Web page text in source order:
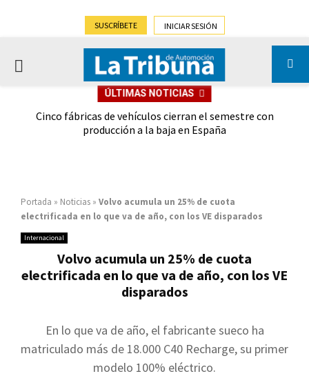
SUSCRÍBETE INICIAR SESIÓN
PRIMARY
ÚLTIMAS NOTICIAS
Cinco fábricas de vehículos cierran el semestre con
producción a la baja en España
Portada » Noticias » Volvo acumula un 25% de cuota
electrificada en lo que va de año, con los VE disparados
Internacional
Volvo acumula un 25% de cuota
electrificada en lo que va de año, con los VE
disparados
En lo que va de año, el fabricante sueco ha
matriculado más de 18.000 C40 Recharge, su primer
modelo 100% eléctrico.